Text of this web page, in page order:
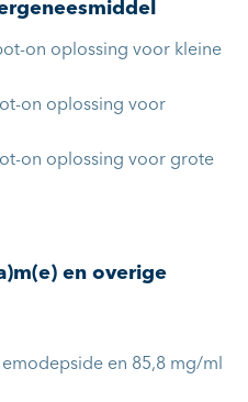
on oplossing voor kleine
on oplossing voor
on oplossing voor grote
en overige
en 85,8 mg/ml